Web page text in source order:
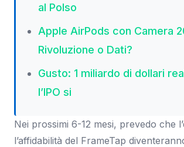
al Polso
Apple AirPods con Camera
Rivoluzione o Dati?
Gusto: 1 miliardo di dollari
l’IPO si
Nei prossimi 6-12 mesi, prevedo che
l’affidabilità del FrameTap